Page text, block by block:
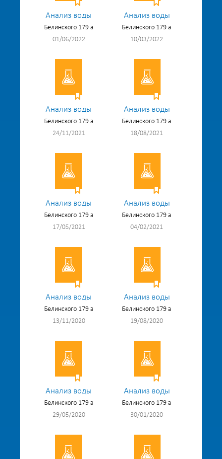
Анализ воды
Белинского 179 а
01/06/2022
Анализ воды
Белинского 179 а
10/03/2022
Анализ воды
Белинского 179 а
24/11/2021
Анализ воды
Белинского 179 а
18/08/2021
Анализ воды
Белинского 179 а
17/05/2021
Анализ воды
Белинского 179 а
04/02/2021
Анализ воды
Белинского 179 а
13/11/2020
Анализ воды
Белинского 179 а
19/08/2020
Анализ воды
Белинского 179 а
29/05/2020
Анализ воды
Белинского 179 а
30/01/2020